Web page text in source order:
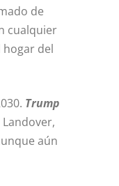
de
cualquier
hogar del
Trump
Landover,
aún